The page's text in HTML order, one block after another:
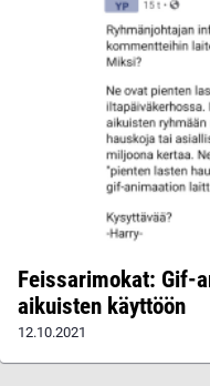
Feissarimokat: Gif-
aikuisten käyttöön
12.10.2021